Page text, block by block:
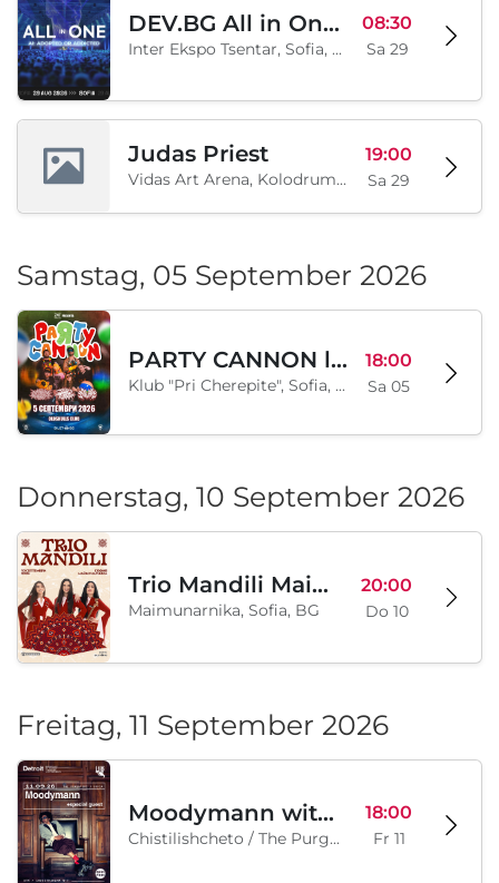
DEV.BG All in One 2026
Inter Ekspo Tsentar, Sofia, BG
08:30
Sa 29
Judas Priest
Vidas Art Arena, Kolodrum, Borisova gradina, Sofia, BG
19:00
Sa 29
Samstag, 05 September 2026
PARTY CANNON live in Sofia
Klub "Pri Cherepite", Sofia, BG
18:00
Sa 05
Donnerstag, 10 September 2026
Trio Mandili Maimunarnika- Sofia
Maimunarnika, Sofia, BG
20:00
Do 10
Freitag, 11 September 2026
Moodymann with special guests
Chistilishcheto / The Purgatory, Sofia, BG
18:00
Fr 11